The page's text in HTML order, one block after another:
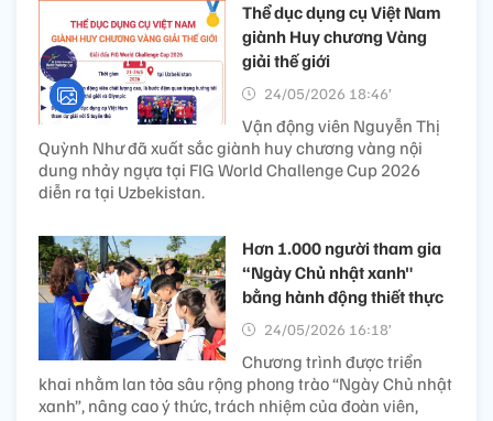
Thể dục dụng cụ Việt Nam
giành Huy chương Vàng
giải thế giới
24/05/2026 18:46’
Vận động viên Nguyễn Thị
Quỳnh Như đã xuất sắc giành huy chương vàng nội
dung nhảy ngựa tại FIG World Challenge Cup 2026
diễn ra tại Uzbekistan.
Hơn 1.000 người tham gia
“Ngày Chủ nhật xanh"
bằng hành động thiết thực
24/05/2026 16:18’
Chương trình được triển
khai nhằm lan tỏa sâu rộng phong trào “Ngày Chủ nhật
xanh”, nâng cao ý thức, trách nhiệm của đoàn viên,